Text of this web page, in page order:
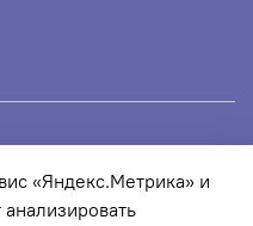
«Яндекс.Метрика» и